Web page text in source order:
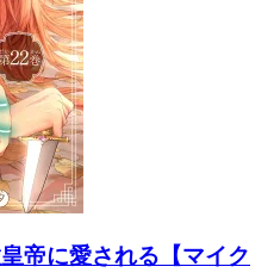
帝に愛される【マイク